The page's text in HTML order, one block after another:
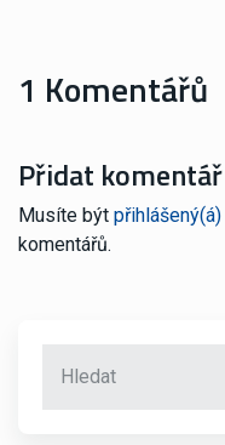
1 Komentářů
Přidat komentář
Musíte být přihlášený(á)
komentářů.